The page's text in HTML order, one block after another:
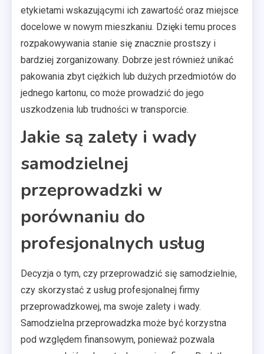
etykietami wskazującymi ich zawartość oraz miejsce
docelowe w nowym mieszkaniu. Dzięki temu proces
rozpakowywania stanie się znacznie prostszy i
bardziej zorganizowany. Dobrze jest również unikać
pakowania zbyt ciężkich lub dużych przedmiotów do
jednego kartonu, co może prowadzić do jego
uszkodzenia lub trudności w transporcie.
Jakie są zalety i wady
samodzielnej
przeprowadzki w
porównaniu do
profesjonalnych usług
Decyzja o tym, czy przeprowadzić się samodzielnie,
czy skorzystać z usług profesjonalnej firmy
przeprowadzkowej, ma swoje zalety i wady.
Samodzielna przeprowadzka może być korzystna
pod względem finansowym, ponieważ pozwala